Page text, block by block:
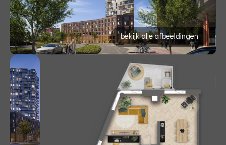
bekijk alle afbeeldingen